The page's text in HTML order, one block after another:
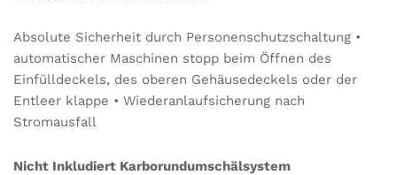
Absolute Sicherheit durch Personenschutzschaltung •
automatischer Maschinen stopp beim Öffnen des
Einfülldeckels, des oberen Gehäusedeckels oder der
Entleer klappe • Wiederanlaufsicherung nach
Stromausfall
Nicht Inkludiert Karborundumschälsystem